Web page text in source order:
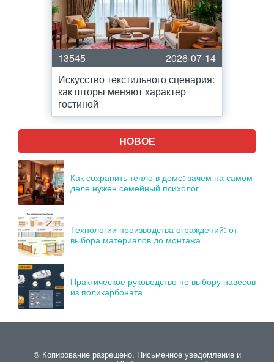
13545
2026-07-14
Искусство текстильного сценария:
как шторы меняют характер
гостиной
НОВОЕ
Как сохранить тепло в доме: зачем на самом
деле нужен семейный психолог
Технологии производства ограждений: от
выбора материалов до монтажа
Практическое руководство по выбору навесов
из поликарбоната
© Копирование разрешено. Письменное уведомление и